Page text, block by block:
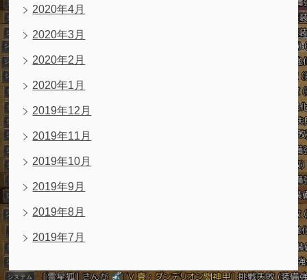
2020年4月
2020年3月
2020年2月
2020年1月
2019年12月
2019年11月
2019年10月
2019年9月
2019年8月
2019年7月